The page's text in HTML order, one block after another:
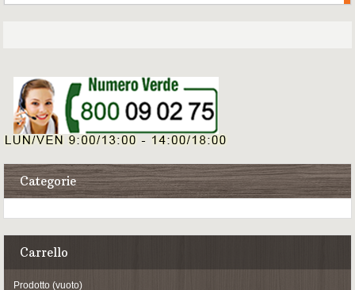
Categorie
Carrello
Prodotto (vuoto)